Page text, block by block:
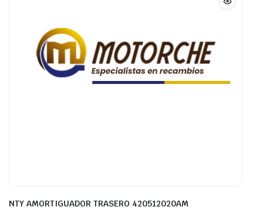
NTY AMORTIGUADOR TRASERO 420512020AM